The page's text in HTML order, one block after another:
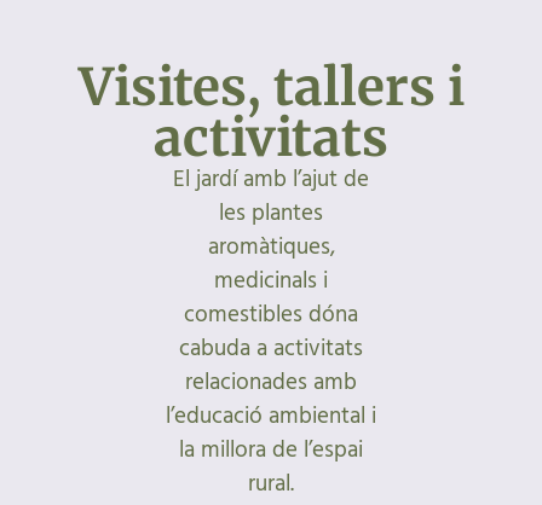
Visites, tallers i
activitats
El jardí amb l’ajut de
les plantes
aromàtiques,
medicinals i
comestibles dóna
cabuda a activitats
relacionades amb
l’educació ambiental i
la millora de l’espai
rural.